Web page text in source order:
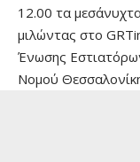
12.00 τα
μιλώντας στο
Ένωσης
Νομού